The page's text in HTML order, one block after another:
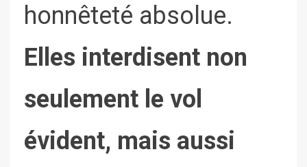
honnêteté absolue.
Elles interdisent non
seulement le vol
évident, mais aussi